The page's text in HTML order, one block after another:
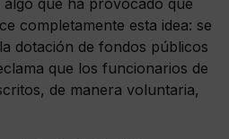
completamente esta idea: se
dotación de fondos públicos
que los funcionarios de
de manera voluntaria,